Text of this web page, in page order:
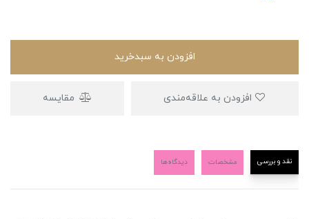
افزودن به سبدخرید
مقایسه
نقد و بررسی مشخصات دیدگاه‌ها